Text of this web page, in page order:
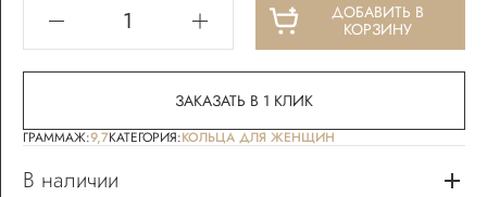
ДОБАВИТЬ В
КОРЗИНУ
ЗАКАЗАТЬ В 1 КЛИК
ГРАММАЖ:9,7КАТЕГОРИЯ:КОЛЬЦА ДЛЯ ЖЕНЩИН
В наличии